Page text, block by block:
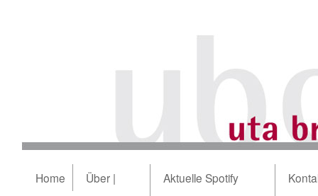
Home
Über |
Aktuelle Spotify